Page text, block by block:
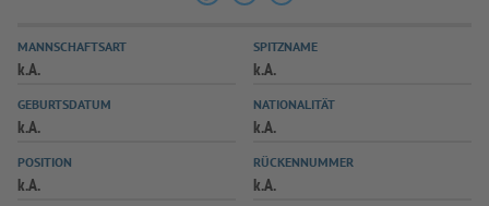
SPIELPLUS
MANNSCHAFTSART
k.A.
SPITZNAME
k.A.
GEBURTSDATUM
k.A.
NATIONALITÄT
k.A.
POSITION
k.A.
RÜCKENNUMMER
k.A.